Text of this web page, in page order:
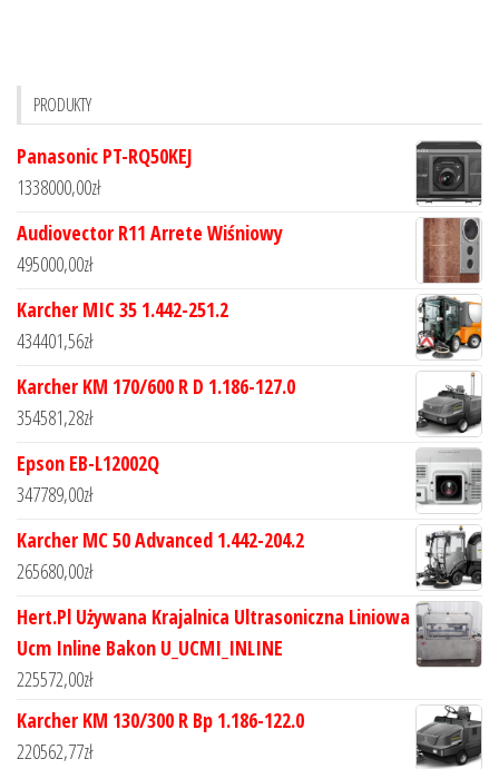
PRODUKTY
Panasonic PT-RQ50KEJ
1338000,00zł
Audiovector R11 Arrete Wiśniowy
495000,00zł
Karcher MIC 35 1.442-251.2
434401,56zł
Karcher KM 170/600 R D 1.186-127.0
354581,28zł
Epson EB-L12002Q
347789,00zł
Karcher MC 50 Advanced 1.442-204.2
265680,00zł
Hert.Pl Używana Krajalnica Ultrasoniczna Liniowa
Ucm Inline Bakon U_UCMI_INLINE
225572,00zł
Karcher KM 130/300 R Bp 1.186-122.0
220562,77zł